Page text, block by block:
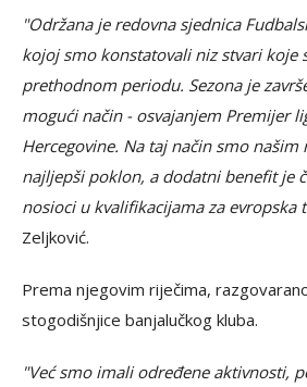
"Održana je redovna sjednica
kojoj smo konstatovali niz stvari koje
prethodnom periodu. Sezona je
mogući način - osvajanjem Premijer
Hercegovine. Na taj način smo
najljepši poklon, a dodatni benefit je
nosioci u kvalifikacijama za evropska
Zeljković.
Prema njegovim riječima,
stogodišnjice banjalučkog kluba.
"Već smo imali određene aktivnosti,